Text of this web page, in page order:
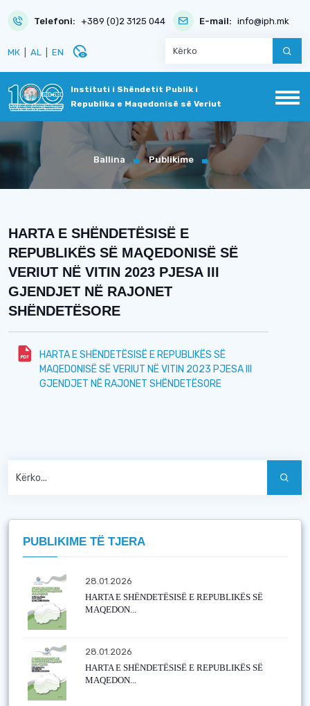
Telefoni: +389 (0)2 3125 044 E-mail: info@iph.mk
МК AL EN disabled_visible
Instituti i Shëndetit Publik i
Republika e Maqedonisë së Veriut
Ballina Publikime
HARTA E SHËNDETËSISË E
REPUBLIKËS SË MAQEDONISË SË
VERIUT NË VITIN 2023 PJESA III
GJENDJET NË RAJONET
SHËNDETËSORE
HARTA E SHËNDETËSISË E REPUBLIKËS SË
MAQEDONISË SË VERIUT NË VITIN 2023 PJESA III
GJENDJET NË RAJONET SHËNDETËSORE
PUBLIKIME TË TJERA
28.01.2026
HARTA E SHËNDETËSISË E REPUBLIKËS SË
MAQEDON...
28.01.2026
HARTA E SHËNDETËSISË E REPUBLIKËS SË
MAQEDON...